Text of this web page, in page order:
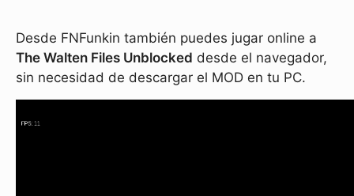
Desde FNFunkin también puedes jugar online a
The Walten Files Unblocked desde el navegador,
sin necesidad de descargar el MOD en tu PC.